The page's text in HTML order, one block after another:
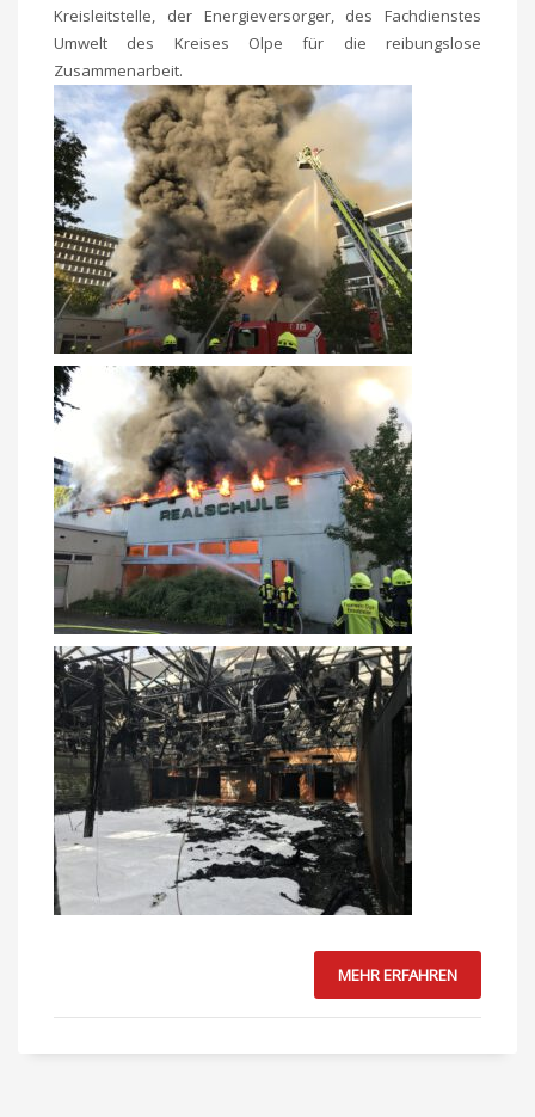
Kreisleitstelle, der Energieversorger, des Fachdienstes
Umwelt des Kreises Olpe für die reibungslose
Zusammenarbeit.
MEHR ERFAHREN